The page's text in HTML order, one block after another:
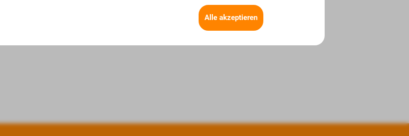
Alle akzeptieren